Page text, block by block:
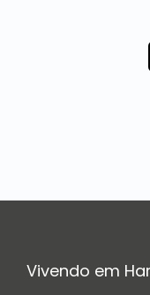
Vivendo em